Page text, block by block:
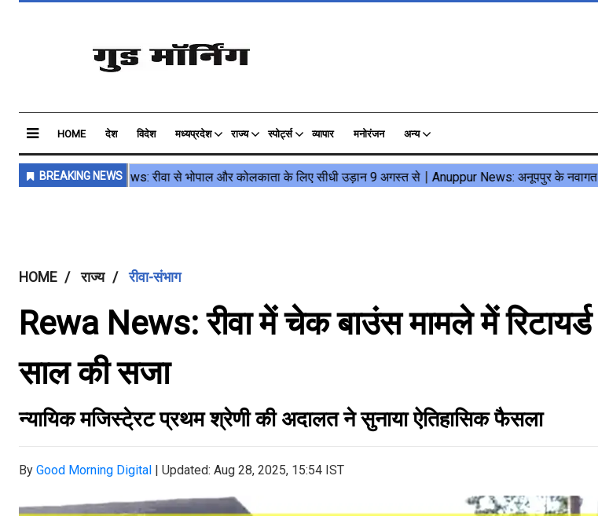
HOME देश विदेश मध्यप्रदेश राज्य स्पोर्ट्स व्यापार मनोरंजन अन्य
HOME राज्य रीवा-संभाग
Rewa News: रीवा में चेक बाउंस मामले में रिटायर्ड
साल की सजा
न्यायिक मजिस्टे्रट प्रथम श्रेणी की अदालत ने सुनाया ऐतिहासिक फैसला
By Good Morning Digital | Updated: Aug 28, 2025, 15:54 IST